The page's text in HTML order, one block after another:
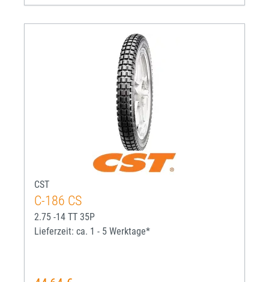
CST
C-186 CS
2.75 -14 TT 35P
Lieferzeit: ca. 1 - 5 Werktage*